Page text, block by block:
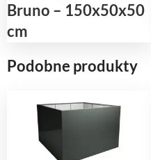
Bruno – 150x50x50
cm
Podobne produkty